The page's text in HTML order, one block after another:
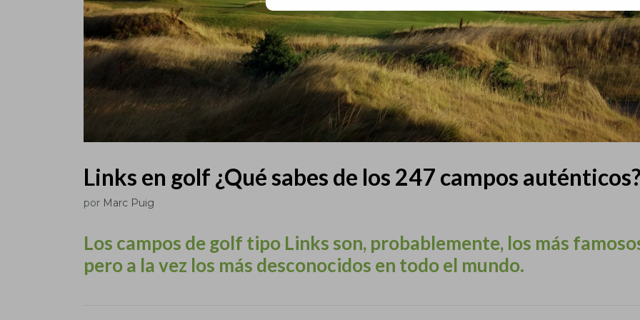
Links en golf ¿Qué sabes de los 247 campos auténticos?
por Marc Puig
Los campos de golf tipo Links son, probablemente, los más
pero a la vez los más desconocidos en todo el mundo.
Circuito Corporate 2026 en
Atalaya Golf